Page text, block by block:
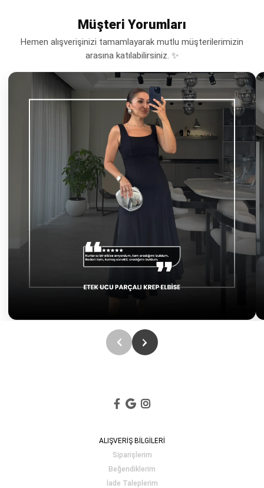
Müşteri Yorumları
Hemen alışverişinizi tamamlayarak mutlu müşterilerimizin
arasına katılabilirsiniz. ✨
ALIŞVERİŞ BİLGİLERİ
Siparişlerim
Beğendiklerim
İade Taleplerim